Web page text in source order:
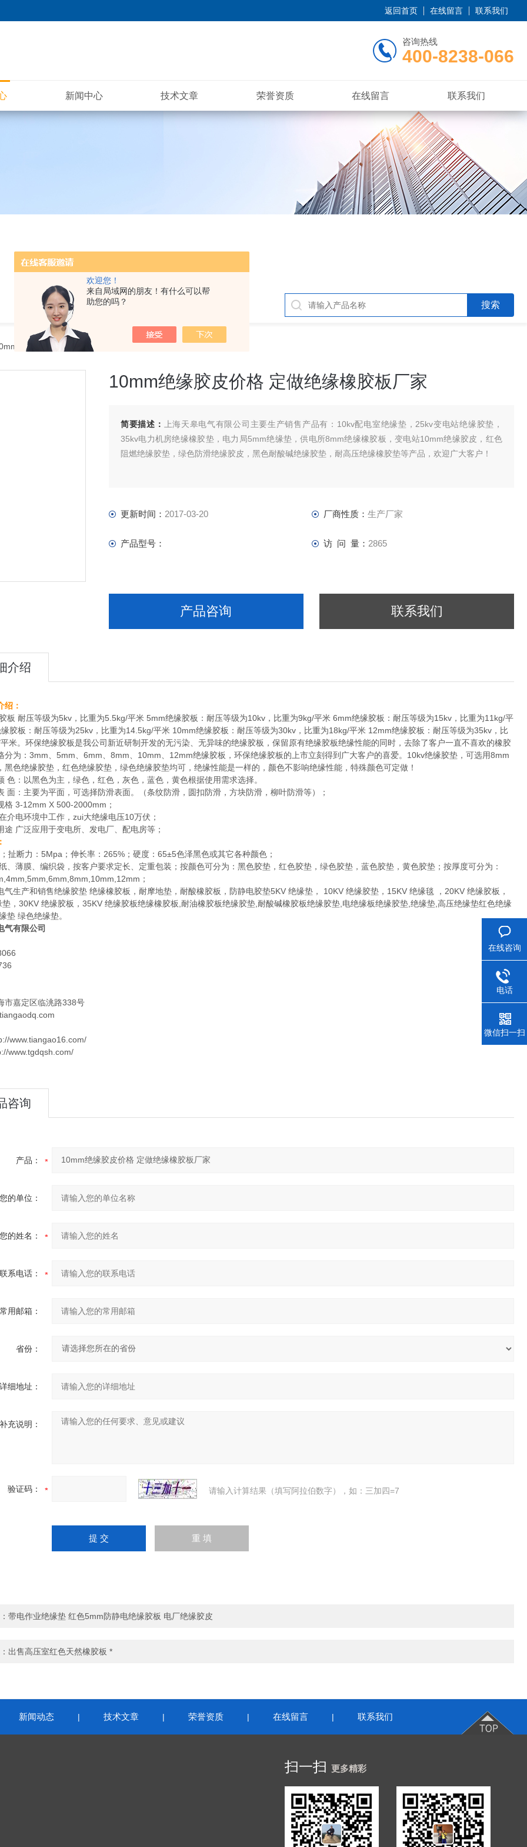
欢迎您！
来自局域网的朋友！有什么可以帮
助您的吗？
返回首页 在线留言 联系我们
咨询热线
400-8238-066
新闻中心 技术文章 荣誉资质 在线留言 联系我们
绝缘胶皮价格 定做绝缘橡胶板厂家
10mm绝缘胶皮价格 定做绝缘橡胶板厂家
简要描述：
上海天皋电气有限公司主要生产销售产品有：10kv配电室绝缘垫，25kv变电站绝缘胶垫，
35kv电力机房绝缘橡胶垫，电力局5mm绝缘垫，供电所8mm绝缘橡胶板，变电站10mm绝缘胶皮，红色
阻燃绝缘胶垫，绿色防滑绝缘胶皮，黑色耐酸碱绝缘胶垫，耐高压绝缘橡胶垫等产品，欢迎广大客户！
更新时间： 2017-03-20 厂商性质： 生产厂家
产品型号： 访 问 量： 2865
产品咨询 联系我们
介绍
绍：
板 耐压等级为5kv，比重为5.5kg/平米 5mm绝缘胶板：耐压等级为10kv，比重为9kg/平米 6mm绝缘胶板：耐压等级为15kv，比重为11kg/平
胶板：耐压等级为25kv，比重为14.5kg/平米 10mm绝缘胶板：耐压等级为30kv，比重为18kg/平米 12mm绝缘胶板：耐压等级为35kv，比
米。环保绝缘胶板是我公司新近研制开发的无污染、无异味的绝缘胶板，保留原有绝缘胶板绝缘性能的同时，去除了客户一直不喜欢的橡胶
分为：3mm、5mm、6mm、8mm、10mm、12mm绝缘胶板，环保绝缘胶板的上市立刻得到广大客户的喜爱。10kv绝缘胶垫，可选用8mm
黑色绝缘胶垫，红色绝缘胶垫，绿色绝缘胶垫均可，绝缘性能是一样的，颜色不影响绝缘性能，特殊颜色可定做！
色：以黑色为主，绿色，红色，灰色，蓝色，黄色根据使用需求选择。
面：主要为平面，可选择防滑表面。（条纹防滑，圆扣防滑，方块防滑，柳叶防滑等）；
格 3-12mm X 500-2000mm；
介电环境中工作，zui大绝缘电压10万伏；
途 广泛应用于变电所、发电厂、配电房等；
扯断力：5Mpa；伸长率：265%；硬度：65±5色泽黑色或其它各种颜色；
、薄膜、编织袋，按客户要求定长、定重包装；按颜色可分为：黑色胶垫，红色胶垫，绿色胶垫，蓝色胶垫，黄色胶垫；按厚度可分为：
；
气生产和销售绝缘胶垫 绝缘橡胶板，耐摩地垫，耐酸橡胶板，防静电胶垫5KV 绝缘垫， 10KV 绝缘胶垫，15KV 绝缘毯 ，20KV 绝缘胶板，
垫，30KV 绝缘胶板，35KV 绝缘胶板绝缘橡胶板,耐油橡胶板绝缘胶垫,耐酸碱橡胶板绝缘胶垫,电绝缘板绝缘胶垫,绝缘垫,高压绝缘垫红色绝缘
垫 绿色绝缘垫。
气有限公司
市嘉定区临洮路338号
www.tiangao16.com/
咨询
产品：
您的单位：
您的姓名：
联系电话：
常用邮箱：
省份：
详细地址：
补充说明：
验证码： 请输入计算结果（填写阿拉伯数字），如：三加四=7
带电作业绝缘垫 红色5mm防静电绝缘胶板 电厂绝缘胶皮
出售高压室红色天然橡胶板 *
新闻动态 | 技术文章 | 荣誉资质 | 在线留言 | 联系我们
扫一扫 更多精彩
在线咨询
电话
微信扫一扫